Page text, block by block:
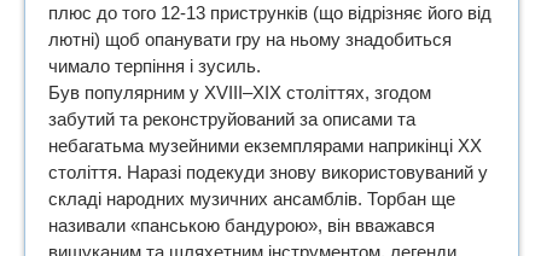
плюс до того 12-13 приструнків (що відрізняє його від
лютні) щоб опанувати гру на ньому знадобиться
чимало терпіння і зусиль.
Був популярним у XVIII–XIX століттях, згодом
забутий та реконструйований за описами та
небагатьма музейними екземплярами наприкінці ХХ
століття. Наразі подекуди знову використовуваний у
складі народних музичних ансамблів. Торбан ще
називали «панською бандурою», він вважався
вишуканим та шляхетним інструментом, легенди